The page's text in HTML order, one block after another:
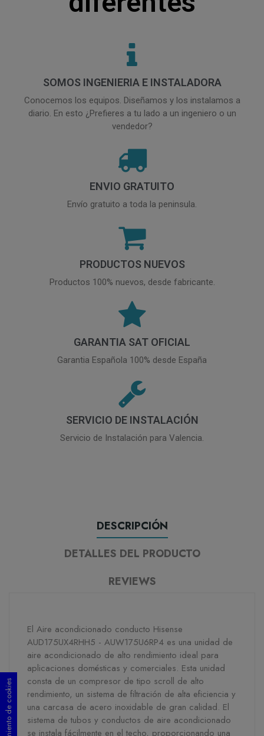
SOMOS INGENIERIA E INSTALADORA
Conocemos los equipos. Diseñamos y los instalamos a
diario. En esto ¿Prefieres a tu lado a un ingeniero o un
vendedor?
ENVIO GRATUITO
Envío gratuito a toda la peninsula.
PRODUCTOS NUEVOS
Productos 100% nuevos, desde fabricante.
GARANTIA SAT OFICIAL
Garantia Española 100% desde España
SERVICIO DE INSTALACIÓN
Servicio de Instalación para Valencia.
DESCRIPCIÓN
DETALLES DEL PRODUCTO
REVIEWS
El Aire acondicionado conducto Hisense
AUD175UX4RHH5 - AUW175U6RP4 es una unidad de
aire acondicionado de alto rendimiento ideal para
aplicaciones domésticas y comerciales. Esta unidad
consta de un compresor de tipo scroll de alto
rendimiento, un sistema de filtración de alta eficiencia y
una carcasa de acero inoxidable de gran calidad. El
sistema de tubos y conductos de aire acondicionado
se instala fácilmente en el techo, proporcionando una